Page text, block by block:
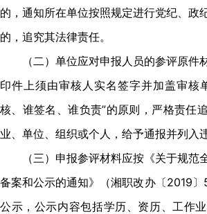
的，通知所在单位按照规定进行党纪、政
的，追究其法律责任。
（二）单位应对申报人员的参评原件
印件上须由审核人实名签字并加盖审核
核、谁签名、谁负责”的原则，严格责任
业、单位、组织或个人，给予通报并列入
（三）申报参评材料应按《关于规范
备案和公示的通知》（湘职改办〔2019
公示，公示内容包括学历、资历、工作